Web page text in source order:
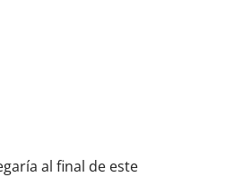
al final de este